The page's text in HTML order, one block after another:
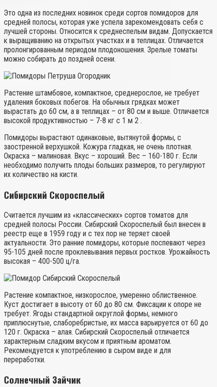
Это одна из последних новинок среди сортов помидоров для
средней полосы, которая уже успела зарекомендовать себя с
лучшей стороны. Относится к среднеспелым видам. Допускается
к выращиванию на открытых участках и в теплицах. Отличается
пролонгированным периодом плодоношения. Зрелые томаты
можно собирать до поздней осени.
Растение штамбовое, компактное, среднерослое, не требует
удаления боковых побегов. На обычных грядках может
вырастать до 60 см, а в теплицах – от 80 см и выше. Отличается
высокой продуктивностью – 7-8 кг с 1 м 2 .
Помидоры вырастают одинаковые, вытянутой формы, с
заостренной верхушкой. Кожура гладкая, не очень плотная.
Окраска – малиновая. Вкус – хороший. Вес – 160-180 г. Если
необходимо получить плоды больших размеров, то регулируют
их количество на кисти.
Сибирский Скороспелый
Считается лучшим из «классических» сортов томатов для
средней полосы России. Сибирский Скороспелый был внесен в
реестр еще в 1959 году и с тех пор не теряет своей
актуальности. Это ранние помидоры, которые поспевают через
95-105 дней после проклевывания первых ростков. Урожайность
высокая – 400-500 ц/га.
Растение компактное, низкорослое, умеренно облиственное.
Куст достигает в высоту от 60 до 80 см. Фиксации к опоре не
требует. Ягоды стандартной округлой формы, немного
приплюснутые, слаборебристые, их масса варьируется от 60 до
120 г. Окраска – алая. Сибирский Скороспелый отличается
характерным сладким вкусом и приятным ароматом.
Рекомендуется к употреблению в сыром виде и для
переработки.
Солнечный Зайчик